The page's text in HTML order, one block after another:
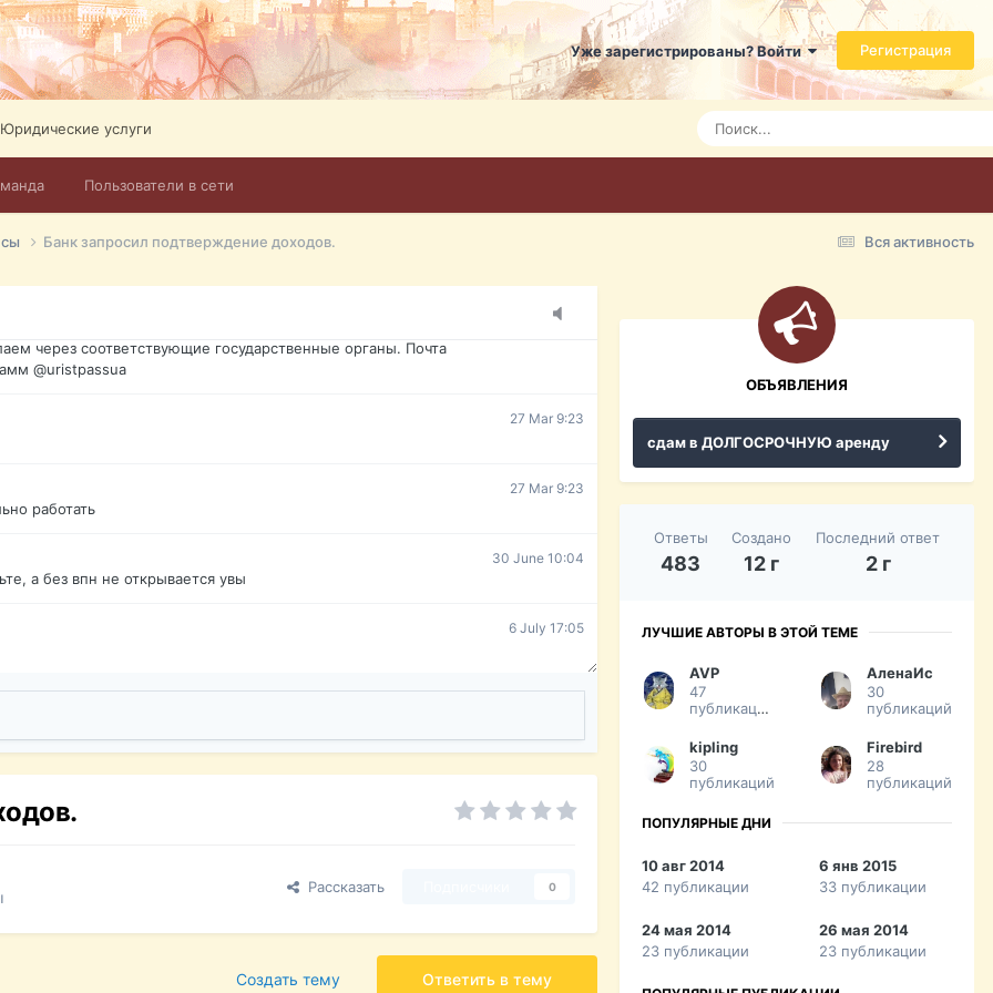
Уже зарегистрированы? Войти Регистрация
Пользователи в сети
Юридические услуги
Вся активность
Банк запросил подтверждение доходов.
Today 3:21
форума?т из э
в оформлении документов, то мы поможем Вам! Паспорт гражданина
идентификационный код инн, гражданство Украины, вид на жительство,
через соответствующие государственные органы. Почта
@uristpassua
27 Mar 9:23
27 Mar 9:23
работать
30 June 10:04
а без впн не открывается увы
6 July 17:05
Рассказать 0
Ответить в тему
Создать тему
ОБЪЯВЛЕНИЯ
сдам в ДОЛГОСРОЧНУЮ аренду
Ответы
483
Создано
12 г
Последний ответ
2 г
ЛУЧШИЕ АВТОРЫ В ЭТОЙ ТЕМЕ
AVP
47
публикаций
АленаИс
30
публикаций
kipling
30
публикаций
Firebird
28
публикаций
ПОПУЛЯРНЫЕ ДНИ
10 авг 2014
42 публикации
6 янв 2015
33 публикации
24 мая 2014
23 публикации
26 мая 2014
23 публикации